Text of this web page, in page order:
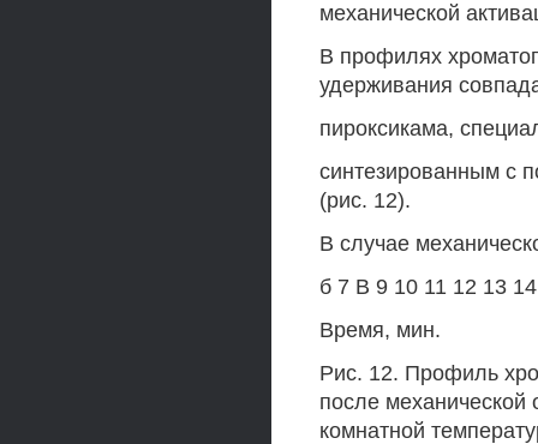
механической
В профилях
удерживания
пироксикама,
синтезированным с
(рис. 12).
В случае
б 7 В 9 10 11 12 13 14
Время, мин.
Рис. 12. Профиль
после механической
комнатной